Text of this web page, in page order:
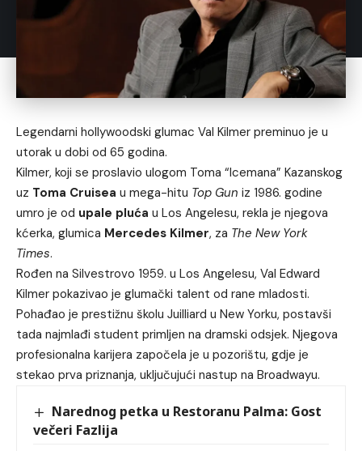
Legendarni hollywoodski glumac Val Kilmer preminuo je u
utorak u dobi od 65 godina.
Kilmer, koji se proslavio ulogom Toma “Icemana” Kazanskog
uz Toma Cruisea u mega-hitu Top Gun iz 1986. godine
umro je od upale pluća u Los Angelesu, rekla je njegova
kćerka, glumica Mercedes Kilmer, za The New York
Times.
Rođen na Silvestrovo 1959. u Los Angelesu, Val Edward
Kilmer pokazivao je glumački talent od rane mladosti.
Pohađao je prestižnu školu Juilliard u New Yorku, postavši
tada najmlađi student primljen na dramski odsjek. Njegova
profesionalna karijera započela je u pozorištu, gdje je
stekao prva priznanja, uključujući nastup na Broadwayu.
Narednog petka u Restoranu Palma: Gost
večeri Fazlija